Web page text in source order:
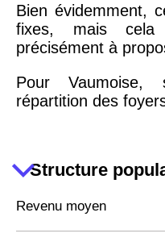
Bien évidemment,
fixes, mais cela
précisément à
Pour
répartition des
Structure
Revenu moyen